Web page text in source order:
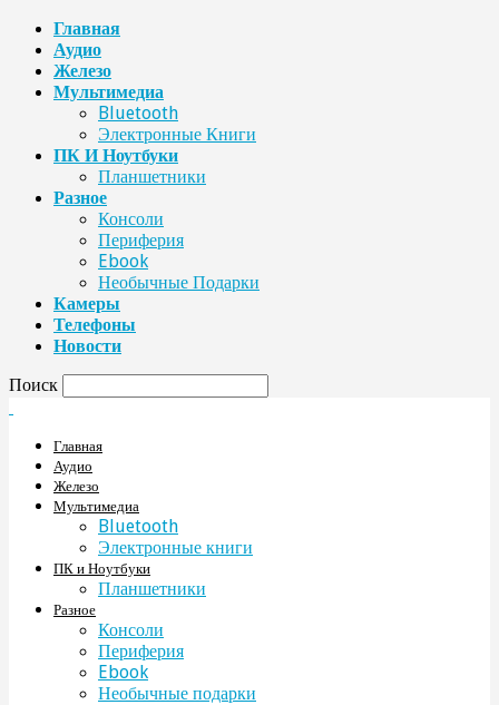
Главная
Аудио
Железо
Мультимедиа
Bluetooth
Электронные Книги
ПК И Ноутбуки
Планшетники
Разное
Консоли
Периферия
Ebook
Необычные Подарки
Камеры
Телефоны
Новости
Поиск
Главная
Аудио
Железо
Мультимедиа
Bluetooth
Электронные книги
ПК и Ноутбуки
Планшетники
Разное
Консоли
Периферия
Ebook
Необычные подарки